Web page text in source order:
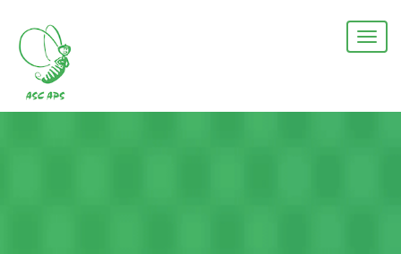
contenuto
principale